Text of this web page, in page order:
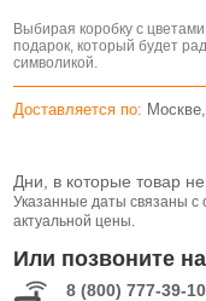
Выбирая коробку с
подарок, который будет
символикой.
Доставляется по:
Дни, в которые товар
Указанные даты связаны с
актуальной цены.
Или позвоните
8 (800) 777-39-10